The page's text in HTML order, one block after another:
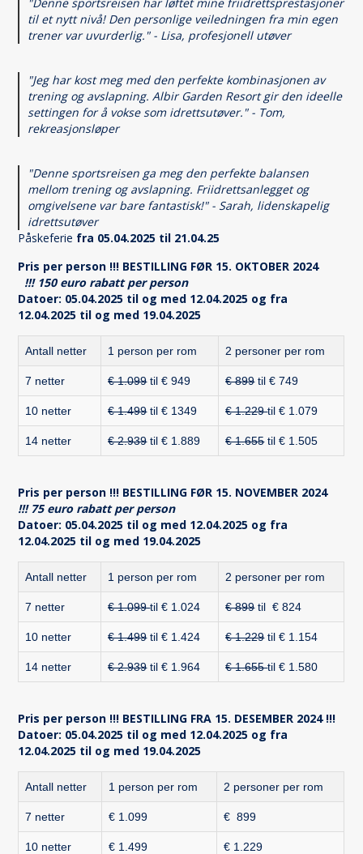
til et nytt nivå! Den personlige veiledningen fra min egen
trener var uvurderlig." - Lisa, profesjonell utøver
"Jeg har kost meg med den perfekte kombinasjonen av
trening og avslapning. Albir Garden Resort gir den ideelle
settingen for å vokse som idrettsutøver." - Tom,
rekreasjonsløper
"Denne sportsreisen ga meg den perfekte balansen
mellom trening og avslapning. Friidrettsanlegget og
omgivelsene var bare fantastisk!" - Sarah, lidenskapelig
idrettsutøver
Påskeferie fra 05.04.2025 til 21.04.25
Pris per person !!! BESTILLING FØR 15. OKTOBER 2024
!!! 150 euro rabatt per person
Datoer: 05.04.2025 til og med 12.04.2025 og fra
12.04.2025 til og med 19.04.2025
Antall netter 1 person per rom 2 personer per rom
7 netter € 1.099til € 949 € 899til € 749
10 netter € 1.499til € 1349 € 1.229til € 1.079
14 netter € 2.939til € 1.889 € 1.655til € 1.505
Pris per person !!! BESTILLING FØR 15. NOVEMBER 2024
!!! 75 euro rabatt per person
Datoer: 05.04.2025 til og med 12.04.2025 og fra
12.04.2025 til og med 19.04.2025
Antall netter 1 person per rom 2 personer per rom
7 netter € 1.099til € 1.024 € 899til € 824
10 netter € 1.499til € 1.424 € 1.229til € 1.154
14 netter € 2.939til € 1.964 € 1.655til € 1.580
Pris per person !!! BESTILLING FRA 15. DESEMBER 2024 !!!
Datoer: 05.04.2025 til og med 12.04.2025 og fra
12.04.2025 til og med 19.04.2025
Antall netter 1 person per rom 2 personer per rom
7 netter € 1.099 € 899
10 netter € 1.499 € 1.229